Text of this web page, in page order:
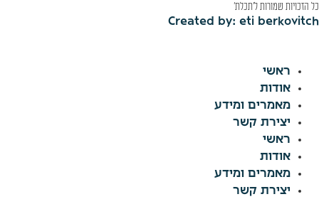
כל הזכויות שמורות ל׳תכלת׳
Created by: eti berkovitch
ראשי
אודות
מאמרים ומידע
יצירת קשר
ראשי
אודות
מאמרים ומידע
יצירת קשר